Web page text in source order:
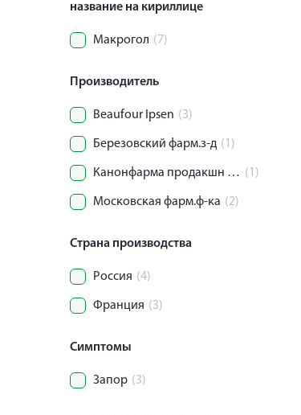
название на кириллице
Макрогол (7)
Производитель
Beaufour Ipsen (3)
Березовский фарм.з-д (1)
Канонфарма продакшн ЗАО (1)
Московская фарм.ф-ка (2)
Страна производства
Россия (4)
Франция (3)
Симптомы
Запор (3)